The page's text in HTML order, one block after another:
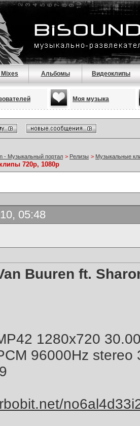
Mixes Альбомы Видеоклипы
Моя музыка
- Музыкальный портал > Релизы > Музыкальные
720p, 1080p
05:48
Buuren ft.
1280x720
96000Hz stereo